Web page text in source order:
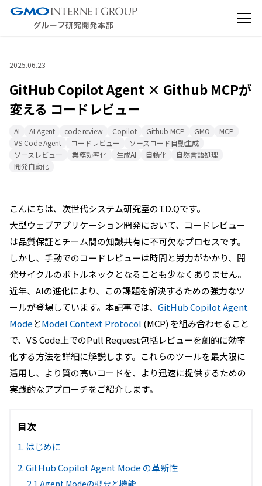
2025.06.23
GitHub Copilot Agent × Github MCPが
変える コードレビュー
AI AI Agent code review Copilot Github MCP GMO
MCP
VS Code Agent
コードレビュー
ソースコード自動生成
ソースレビュー
業務効率化 生成AI 自動化
自然言語処理
開発自動化
こんにちは、次世代システム研究室のT.D.Qです。
大型ウェブアプリケーション開発において、コードレビュー
は品質保証とチーム間の知識共有に不可欠なプロセスです。
しかし、手動でのコードレビューは時間と労力がかかり、開
発サイクルのボトルネックとなることも少なくありません。
近年、AIの進化により、この課題を解決するための強力なツ
ールが登場しています。本記事では、 GitHub Copilot Agent
ModeとModel Context Protocol (MCP) を組み合わせること
で、VS Code上でのPull Request包括レビューを劇的に効率
化する方法を詳細に解説します。これらのツールを最大限に
活用し、より質の高いコードを、より迅速に提供するための
実践的なアプローチをご紹介します。
目次
1. はじめに
2. GitHub Copilot Agent Mode の革新性
2.1 Agent Modeの概要と機能